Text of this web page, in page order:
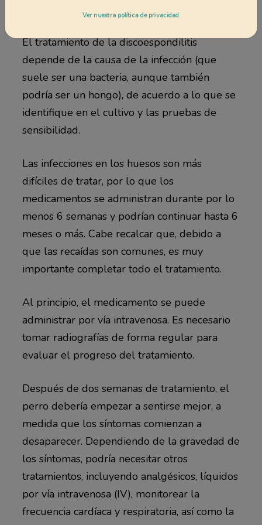
El tratamiento de la discoespondilitis
depende de la causa de la infección (que
suele ser una bacteria, aunque también
podría ser un hongo), de acuerdo a lo que se
identifique en el cultivo y las pruebas de
sensibilidad.
Las infecciones en los huesos son más
difíciles de tratar, por lo que los
medicamentos se administran durante por lo
menos 6 semanas y podrían continuar hasta 6
meses o más. Cabe recalcar que, debido a
que las recaídas son comunes, es muy
importante completar todo el tratamiento.
Al principio, el medicamento se puede
administrar por vía intravenosa. Es necesario
tomar radiografías de forma regular para
evaluar el progreso del tratamiento.
Después de dos semanas de tratamiento, el
perro debería empezar a sentirse mejor, a
medida que los síntomas comienzan a
desaparecer. Dependiendo de la gravedad de
los síntomas, podría necesitar otros
tratamientos, incluyendo analgésicos, líquidos
por vía intravenosa (IV), monitorear la
frecuencia cardíaca y respiratoria, así como la
Ver nuestra política de privacidad